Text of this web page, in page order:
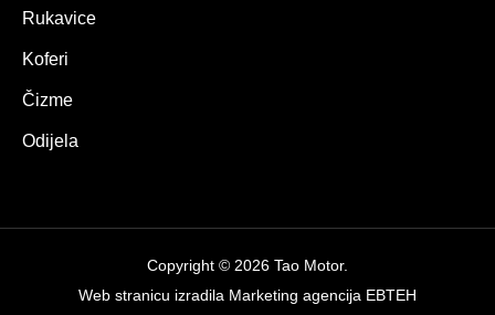
Rukavice
Koferi
Čizme
Odijela
Copyright © 2026 Tao Motor.
Web stranicu izradila Marketing agencija EBTEH